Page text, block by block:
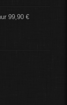
99,90 €